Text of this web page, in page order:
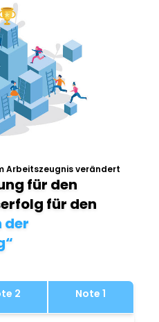
Arbeitszeugnis verändert
für den
für den
der
2 Note 1